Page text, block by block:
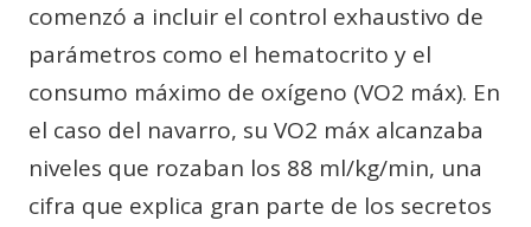
comenzó a incluir el control exhaustivo de
parámetros como el hematocrito y el
consumo máximo de oxígeno (VO2 máx). En
el caso del navarro, su VO2 máx alcanzaba
niveles que rozaban los 88 ml/kg/min, una
cifra que explica gran parte de los secretos